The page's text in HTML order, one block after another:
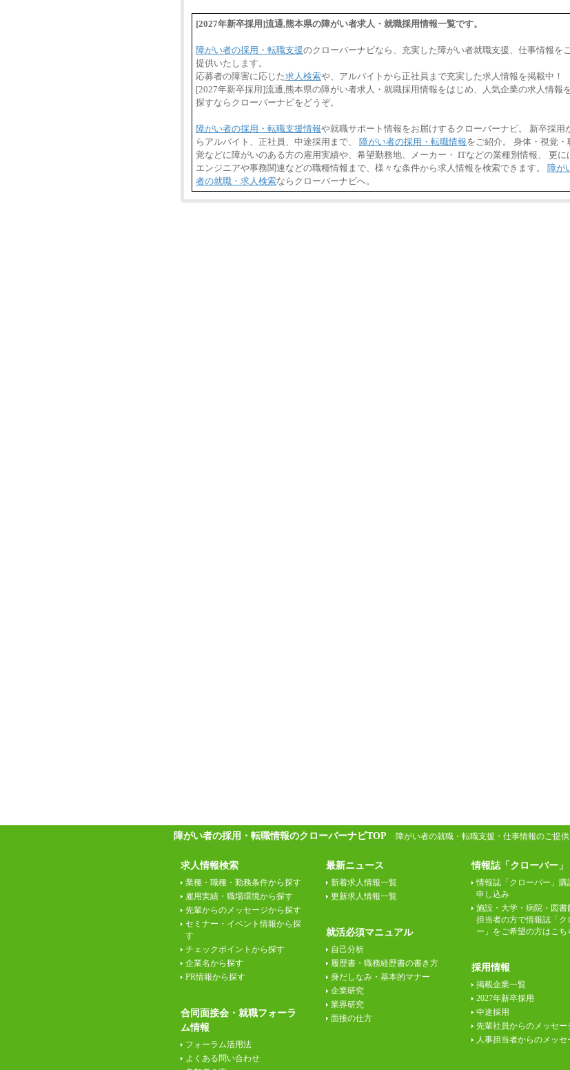
[2027年新卒採用]流通,熊本県の障がい者求人・就職採用情報一覧です。
障がい者の採用・転職支援のクローバーナビなら、充実した障がい者就職支援、仕事情報を
提供いたします。
応募者の障害に応じた求人検索や、アルバイトから正社員まで充実した求人情報を掲載中！
[2027年新卒採用]流通,熊本県の障がい者求人・就職採用情報をはじめ、人気企業の求人情報
探すならクローバーナビをどうぞ。
障がい者の採用・転職支援情報や就職サポート情報をお届けするクローバーナビ。 新卒採用
らアルバイト、正社員、中途採用まで、 障がい者の採用・転職情報をご紹介。 身体・視覚・
覚などに障がいのある方の雇用実績や、希望勤務地、メーカー・ ITなどの業種別情報、 更に
エンジニアや事務関連などの職種情報まで、様々な条件から求人情報を検索できます。 障が
者の就職・求人検索ならクローバーナビへ。
障がい者の採用・転職情報のクローバーナビTOP 障がい者の就職・転職支援・仕事情報のご提供
求人情報検索
業種・職種・勤務条件から探す
雇用実績・職場環境から探す
先輩からのメッセージから探す
セミナー・イベント情報から探
す
チェックポイントから探す
企業名から探す
PR情報から探す
合同面接会・就職フォーラ
ム情報
フォーラム活用法
よくある問い合わせ
最新ニュース
新着求人情報一覧
更新求人情報一覧
就活必須マニュアル
自己分析
履歴書・職務経歴書の書き方
身だしなみ・基本的マナー
企業研究
業界研究
面接の仕方
情報誌「クローバー」
情報誌「クローバー」購
申し込み
施設・大学・病院・図書
担当者の方で情報誌「ク
ー」をご希望の方はこち
採用情報
掲載企業一覧
2027年新卒採用
中途採用
先輩社員からのメッセー
人事担当者からのメッセ